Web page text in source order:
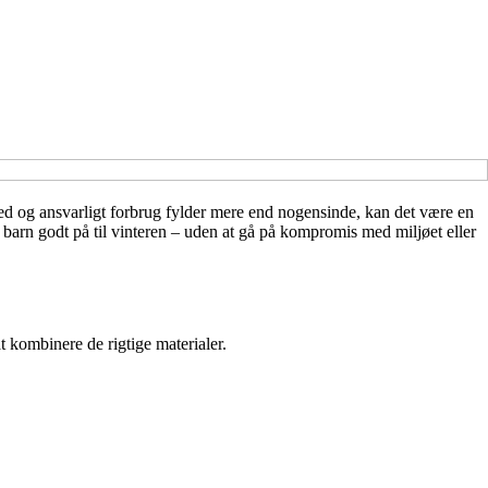
ansvarligt forbrug fylder mere end nogensinde, kan det være en
godt på til vinteren – uden at gå på kompromis med miljøet eller
kombinere de rigtige materialer.